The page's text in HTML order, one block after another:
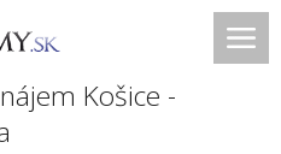
Košice -